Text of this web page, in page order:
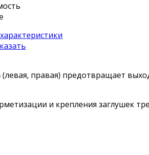
правая) предотвращает
и крепления заглушек